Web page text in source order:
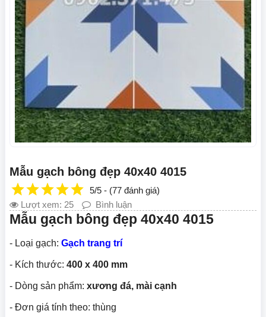
Mẫu gạch bông đẹp 40x40 4015
5/5 - (77 đánh giá)
Lượt xem: 25
Bình luận
Mẫu gạch bông đẹp 40x40 4015
- Loại gạch: Gạch trang trí
- Kích thước: 400 x 400 mm
- Dòng sản phẩm: xương đá, mài cạnh
- Đơn giá tính theo: thùng